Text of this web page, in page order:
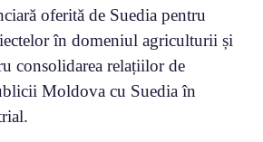
oferită de Suedia pentru
în domeniul agriculturii și
consolidarea relațiilor de
Moldova cu Suedia în